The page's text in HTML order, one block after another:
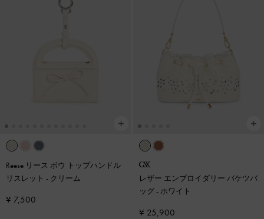
Reese リース ボウ トップハンドル
リスレット - クリーム
¥ 7,500
レザー エンブロイダリー バケツバ
ッグ- ホワイト
¥ 25,900